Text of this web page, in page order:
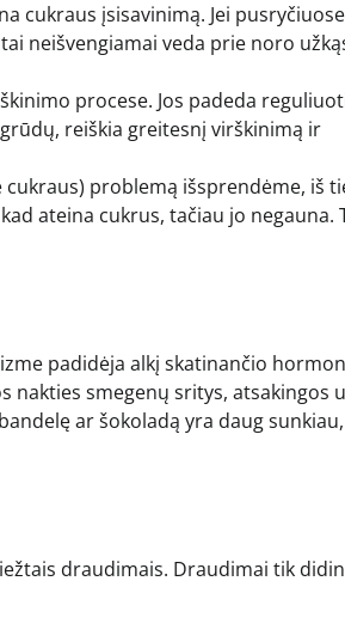
cukraus įsisavinimą. Jei
neišvengiamai veda prie noro
procese. Jos padeda
reiškia greitesnį virškinimą ir
problemą išsprendėme, iš
ateina cukrus, tačiau jo negauna.
padidėja alkį skatinančio
nakties smegenų sritys, atsakingos
ar šokoladą yra daug
draudimais. Draudimai tik